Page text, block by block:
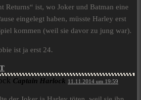
Returns“ ist, wo Joker und Batman eine
eingelegt haben, müsste Harley erst
kommen (weil sie davor zu jung war).
ist ja erst 24.
Captain Harlock 11.11.2014 um 19:59